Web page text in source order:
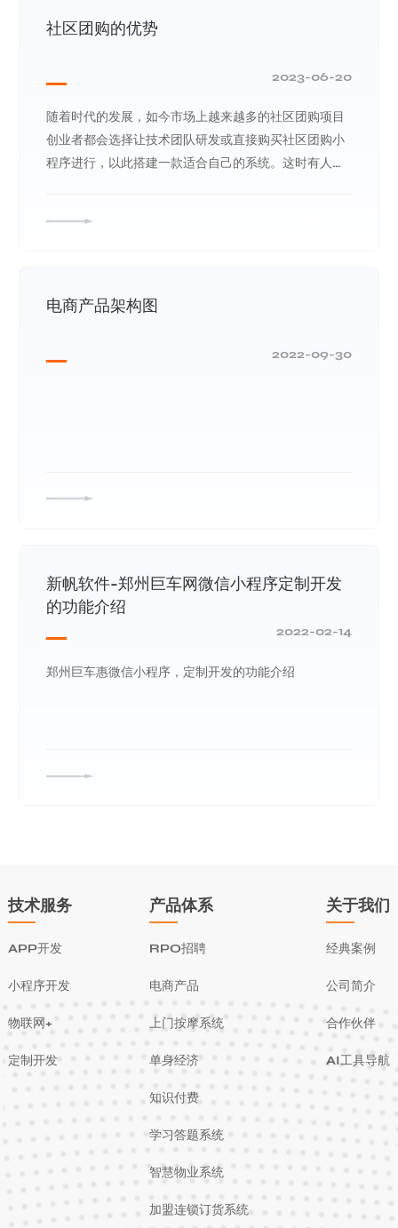
社区团购的优势
2023-06-20
随着时代的发展，如今市场上越来越多的社区团购项目
创业者都会选择让技术团队研发或直接购买社区团购小
程序进行，以此搭建一款适合自己的系统。这时有人就
电商产品架构图
2022-09-30
新帆软件-郑州巨车网微信小程序定制开发
的功能介绍
2022-02-14
郑州巨车惠微信小程序，定制开发的功能介绍
技术服务
APP开发
小程序开发
物联网+
定制开发
产品体系
RPO招聘
电商产品
上门按摩系统
单身经济
知识付费
学习答题系统
智慧物业系统
加盟连锁订货系统
关于我们
经典案例
公司简介
合作伙伴
AI工具导航